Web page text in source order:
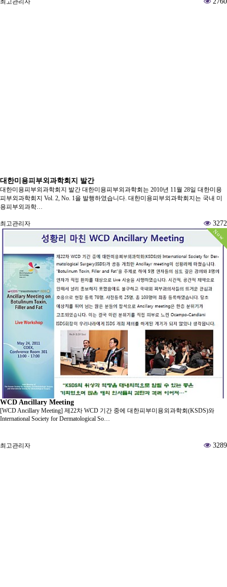
최고관리자
대한미용피부외과학회지 발간
대한미용피부외과학회지 발간 대한미용피부외과학회는 2010년 11월 28일 대한미용
피부외과학회지 Vol. 2, No. 1을 발행하였습니다. 대한미용피부외과학회지는 국내 미
용피부외과학…
최고관리자 3272
Now
WCD Ancillary Meeting
[WCD Ancillary Meeting] 제22차 WCD 기간 중에 대한피부미용외과학회(KSDS)와
International Society for Dermatological So…
최고관리자 3289